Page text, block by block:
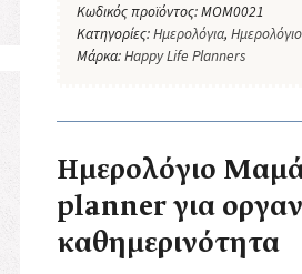
Κωδικός προϊόντος:MOM0021
Κατηγορίες:Ημερολόγια,
Μάρκα:Happy Life Planners
Ημερολόγιο
planner για
καθημερινότητα